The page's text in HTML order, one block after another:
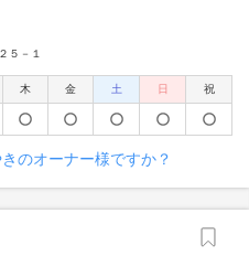
５－１
木 金 土 日 祝
のオーナー様ですか？